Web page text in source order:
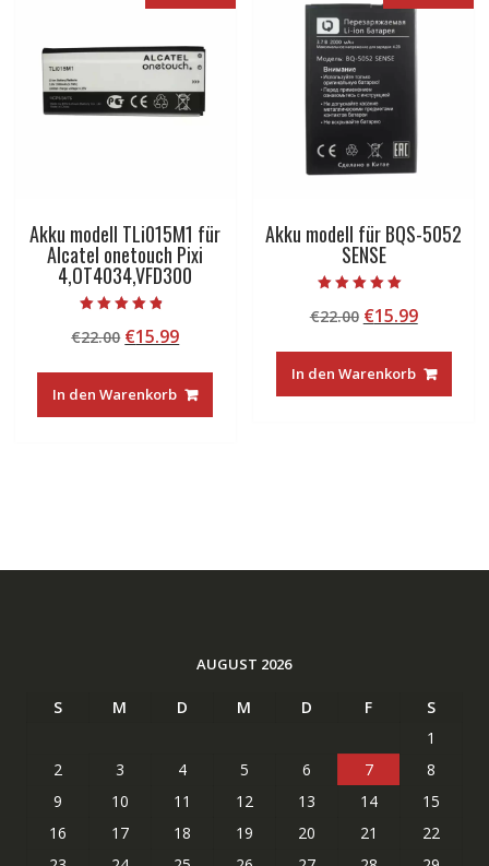
Akku modell TLi015M1 für
Alcatel onetouch Pixi
4,OT4034,VFD300
4.50
von 5
€22.00 Ursprünglicher
war:
€22.00
€15.99Aktueller
ist:
€15.99.
In den Warenkorb
Akku modell für BQS-5052
SENSE
5.00
von 5
€22.00 Ursprünglicher
war:
€22.00
€15.99
ist:
€15.99.
In den Warenkorb
AUGUST 2026
S M D M D F
S
1
2
3 4 5 6 7
8
9
10 11 12 13 14
15
16
17 18 19 20 21
22